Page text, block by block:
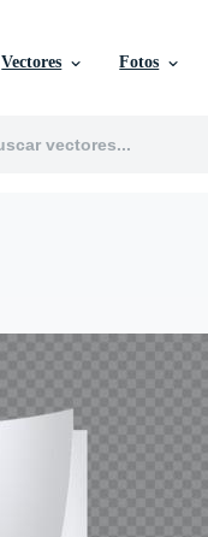
Vectores Fotos